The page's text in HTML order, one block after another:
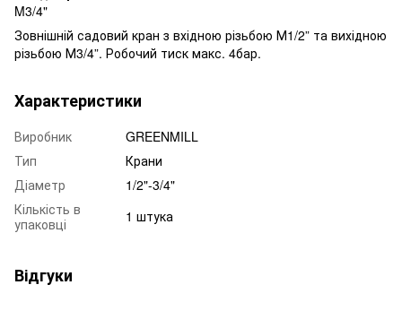
M3/4"
Зовнішній садовий кран з вхідною різьбою М1/2” та вихідною
різьбою М3/4”. Робочий тиск макс. 4бар.
Характеристики
Виробник
GREENMILL
Тип
Крани
Діаметр
1/2"-3/4"
Кількість в
упаковці
1 штука
Відгуки